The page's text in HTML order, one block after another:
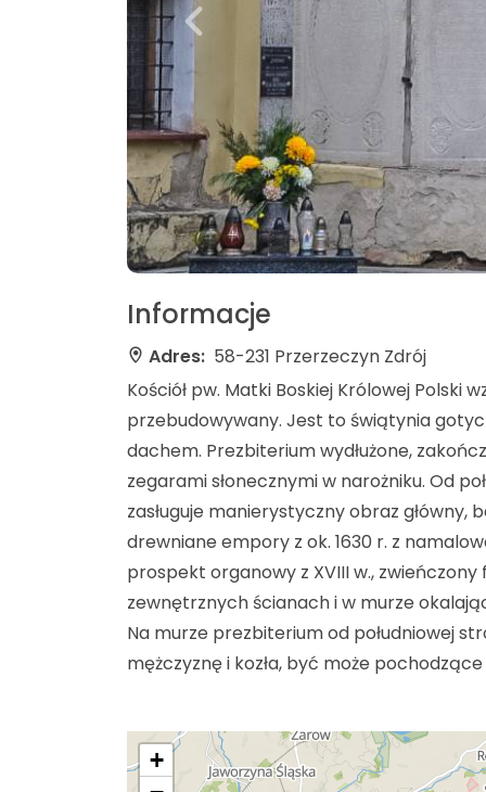
Informacje
Adres: 58-231 Przerzeczyn Zdrój
Kościół pw. Matki Boskiej Królowej Polski
przebudowywany. Jest to świątynia
dachem. Prezbiterium wydłużone,
zegarami słonecznymi w narożniku. Od
zasługuje manierystyczny obraz
drewniane empory z ok. 1630 r. z
prospekt organowy z XVIII w.,
zewnętrznych ścianach i w murze
Na murze prezbiterium od południowej
mężczyznę i kozła, być może
+